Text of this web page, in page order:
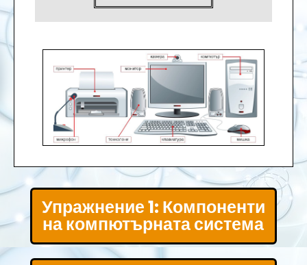
Упражнение 1: Компоненти
на компютърната система